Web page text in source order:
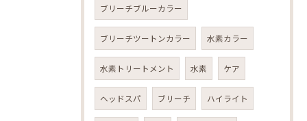
ブリーチブルーカラー
ブリーチツートンカラー 水素カラー
水素トリートメント 水素 ケア
ヘッドスパ ブリーチ ハイライト